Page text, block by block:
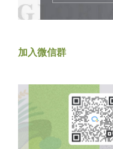
加入微信群